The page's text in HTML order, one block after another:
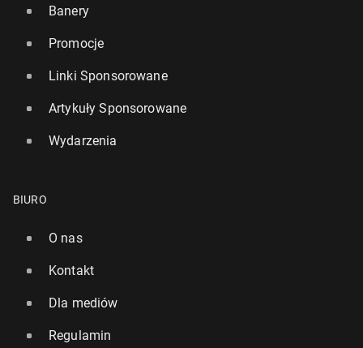
Banery
Promocje
Linki Sponsorowane
Artykuły Sponsorowane
Wydarzenia
BIURO
O nas
Kontakt
Dla mediów
Regulamin